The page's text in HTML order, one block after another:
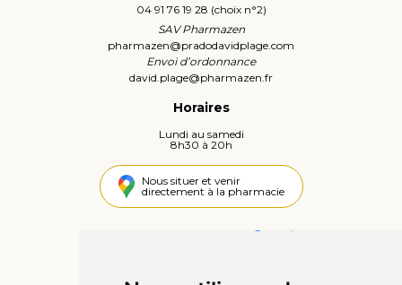
04 91 76 19 28 (choix n°2)
SAV Pharmazen
pharmazen@pradodavidplage.com
Envoi d’ordonnance
david.plage@pharmazen.fr
Horaires
Lundi au samedi
8h30 à 20h
Nous situer et venir
directement à la pharmacie